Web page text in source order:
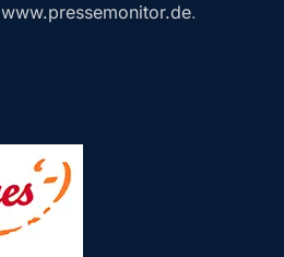
www.pressemonitor.de.